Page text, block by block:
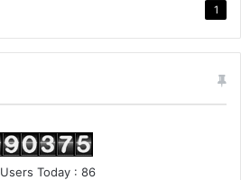
1
Users Today : 86